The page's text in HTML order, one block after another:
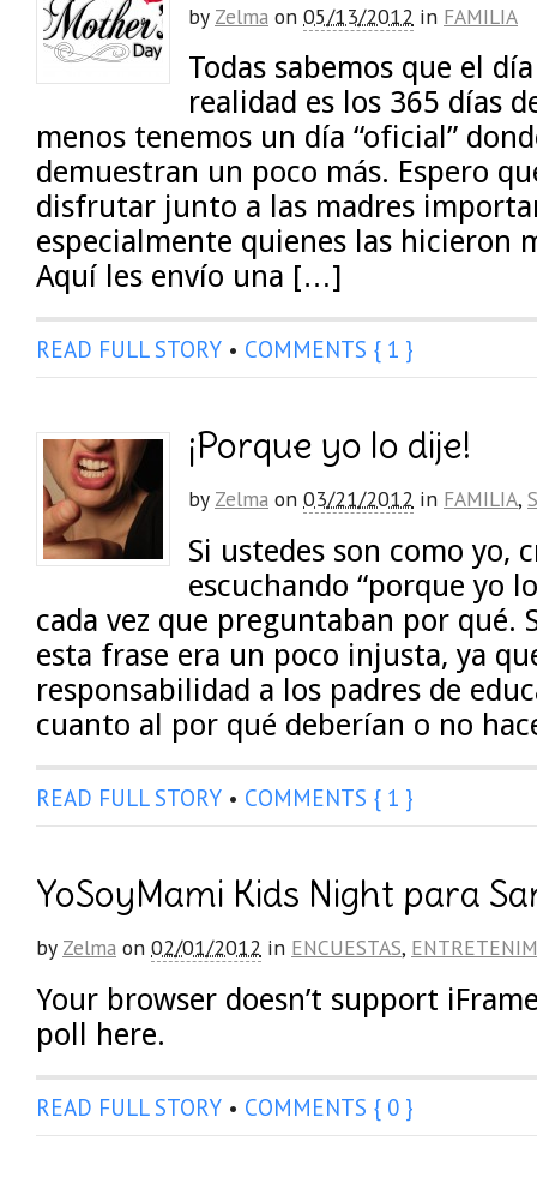
by Zelma on 05/13/2012 in FAMILIA
Todas sabemos que el
realidad es los 365 días
menos tenemos un día “oficial”
demuestran un poco más. Espero
disfrutar junto a las madres
especialmente quienes las hicieron
Aquí les envío una […]
READ FULL STORY • COMMENTS { 1 }
¡Porque yo lo dije!
by Zelma on 03/21/2012 in FAMILIA,
Si ustedes son como yo,
escuchando “porque yo
cada vez que preguntaban por qué.
esta frase era un poco injusta, ya
responsabilidad a los padres de
cuanto al por qué deberían o no
READ FULL STORY • COMMENTS { 1 }
YoSoyMami Kids Night para
by Zelma on 02/01/2012 in ENCUESTAS,
Your browser doesn’t support
poll here.
READ FULL STORY • COMMENTS { 0 }